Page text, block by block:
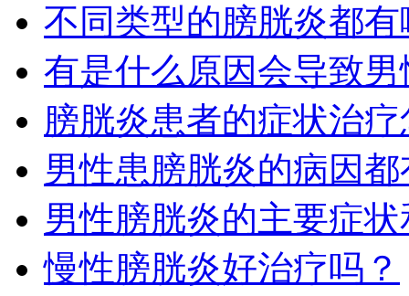
不同类型的膀胱炎都
有是什么原因会导致
膀胱炎患者的症状治
男性患膀胱炎的病因
男性膀胱炎的主要症
慢性膀胱炎好治疗吗？